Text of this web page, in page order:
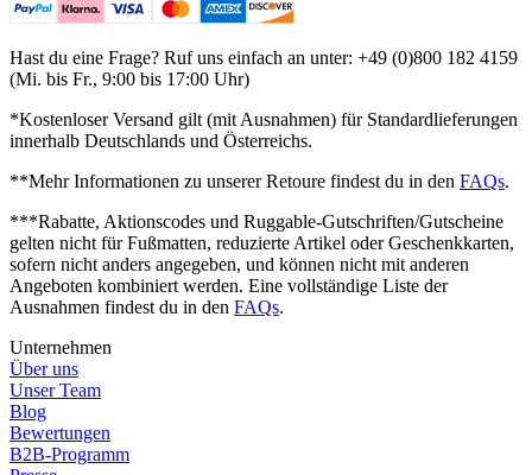
Hast du eine Frage? Ruf uns einfach an unter: +49 (0)800 182 4159
(Mi. bis Fr., 9:00 bis 17:00 Uhr)
*Kostenloser Versand gilt (mit Ausnahmen) für Standardlieferungen
innerhalb Deutschlands und Österreichs.
**Mehr Informationen zu unserer Retoure findest du in den FAQs.
***Rabatte, Aktionscodes und Ruggable-Gutschriften/Gutscheine
gelten nicht für Fußmatten, reduzierte Artikel oder Geschenkkarten,
sofern nicht anders angegeben, und können nicht mit anderen
Angeboten kombiniert werden. Eine vollständige Liste der
Ausnahmen findest du in den FAQs.
Unternehmen
Über uns
Unser Team
Blog
Bewertungen
B2B-Programm